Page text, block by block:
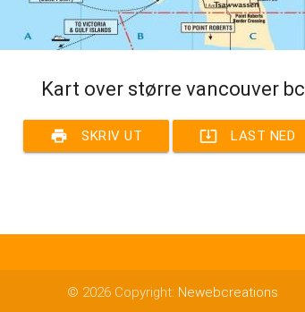
Kart over større vancouver bc
print SKRIV UT system_update_alt LAST NED
© 2026 Copyright: Newebcreations